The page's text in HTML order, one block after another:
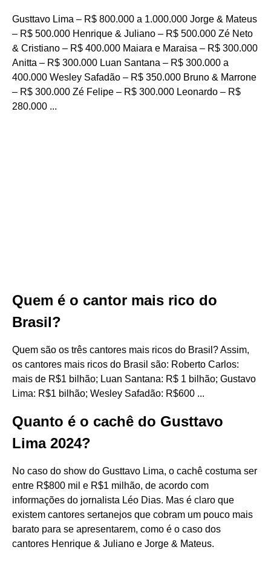
Gusttavo Lima – R$ 800.000 a 1.000.000 Jorge & Mateus
– R$ 500.000 Henrique & Juliano – R$ 500.000 Zé Neto
& Cristiano – R$ 400.000 Maiara e Maraisa – R$ 300.000
Anitta – R$ 300.000 Luan Santana – R$ 300.000 a
400.000 Wesley Safadão – R$ 350.000 Bruno & Marrone
– R$ 300.000 Zé Felipe – R$ 300.000 Leonardo – R$
280.000 ...
Quem é o cantor mais rico do
Brasil?
Quem são os três cantores mais ricos do Brasil? Assim,
os cantores mais ricos do Brasil são: Roberto Carlos:
mais de R$1 bilhão; Luan Santana: R$ 1 bilhão; Gustavo
Lima: R$1 bilhão; Wesley Safadão: R$600 ...
Quanto é o cachê do Gusttavo
Lima 2024?
No caso do show do Gusttavo Lima, o cachê costuma ser
entre R$800 mil e R$1 milhão, de acordo com
informações do jornalista Léo Dias. Mas é claro que
existem cantores sertanejos que cobram um pouco mais
barato para se apresentarem, como é o caso dos
cantores Henrique & Juliano e Jorge & Mateus.